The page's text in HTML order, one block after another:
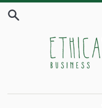
direttamente
Ethical